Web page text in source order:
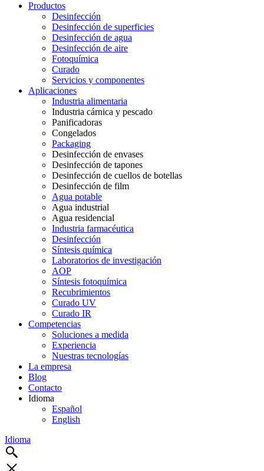
Productos
Desinfección
Desinfección de superficies
Desinfección de agua
Desinfección de aire
Fotoquímica
Curado
Servicios y componentes
Aplicaciones
Industria alimentaria
Industria cárnica y pescado
Panificadoras
Congelados
Packaging
Desinfección de envases
Desinfección de tapones
Desinfección de cuellos de botellas
Desinfección de film
Agua potable
Agua industrial
Agua residencial
Industria farmacéutica
Desinfección
Síntesis química
Laboratorios de investigación
AOP
Síntesis fotoquímica
Recubrimientos
Curado UV
Curado IR
Competencias
Soluciones a medida
Experiencia
Nuestras tecnologías
La empresa
Blog
Contacto
Idioma
Español
English
Idioma